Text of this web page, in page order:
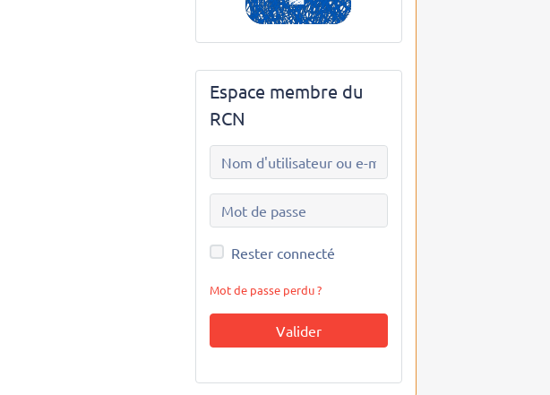
Espace membre du
RCN
Rester connecté
Mot de passe perdu ?
Valider